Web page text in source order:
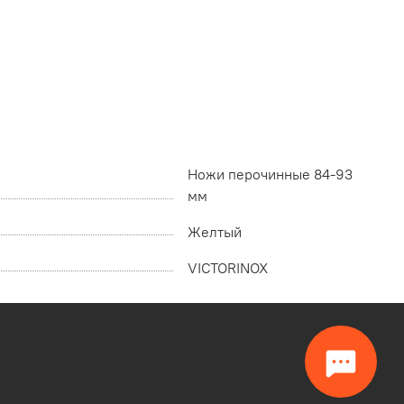
Ножи перочинные 84-93
мм
Желтый
VICTORINOX